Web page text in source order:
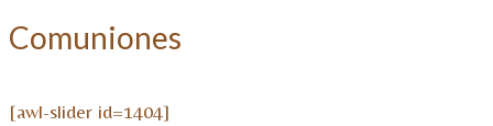
Comuniones
[awl-slider id=1404]